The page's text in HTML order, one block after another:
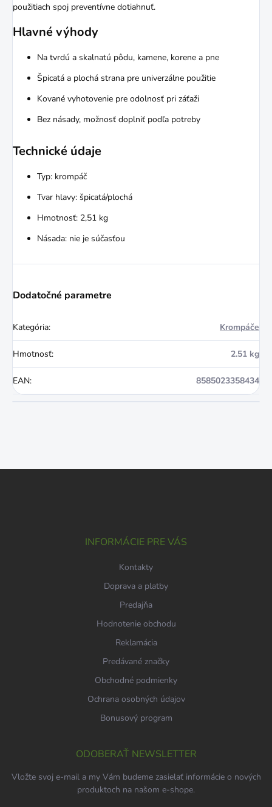
použitiach spoj preventívne dotiahnuť.
Hlavné výhody
Na tvrdú a skalnatú pôdu, kamene, korene a pne
Špicatá a plochá strana pre univerzálne použitie
Kované vyhotovenie pre odolnosť pri záťaži
Bez násady, možnosť doplniť podľa potreby
Technické údaje
Typ: krompáč
Tvar hlavy: špicatá/plochá
Hmotnosť: 2,51 kg
Násada: nie je súčasťou
Dodatočné parametre
Kategória: Krompáče
Hmotnosť: 2.51 kg
EAN: 8585023358434
INFORMÁCIE PRE VÁS
Kontakty
Doprava a platby
Predajňa
Hodnotenie obchodu
Reklamácia
Predávané značky
Obchodné podmienky
Ochrana osobných údajov
Bonusový program
ODOBERAŤ NEWSLETTER
Vložte svoj e-mail a my Vám budeme zasielať informácie o nových
produktoch na našom e-shope.